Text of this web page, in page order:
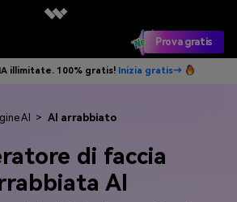
Prova gratis
illimitate. 100% gratis! Inizia gratis→
AI > AI arrabbiato
di faccia
AI